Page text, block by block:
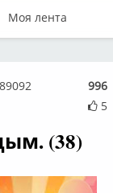
Моя лента
996
5
(38)